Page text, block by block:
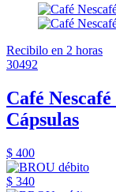
Recibilo en 2 horas
30492
Café
Cápsulas
$ 400
$ 340